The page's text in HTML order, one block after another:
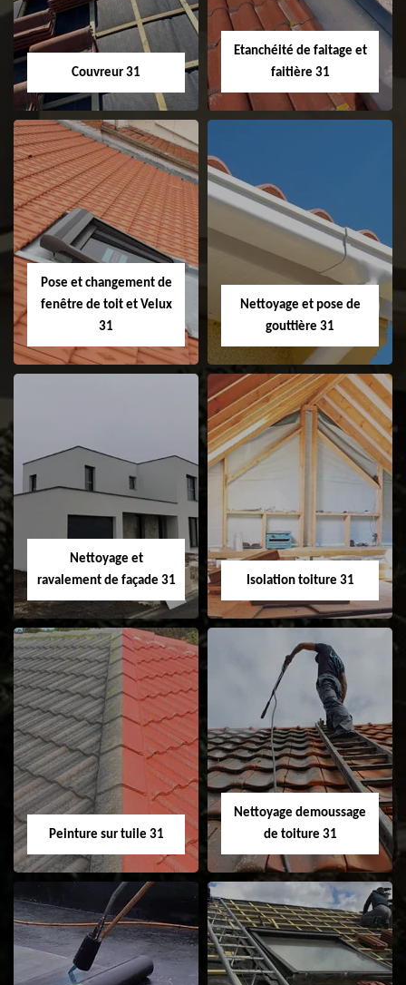
Couvreur 31
Couvreur 31
Etanchéité de faitage et
faitière 31
Etanchéité de
faitage et faitière
31
Pose et changement de
fenêtre de toit et Velux
31
Pose et
changement de
fenêtre de toit et
Velux 31
Nettoyage et pose de
gouttière 31
Nettoyage et pose
Nettoyage et
ravalement de façade 31
Nettoyage et
ravalement de
façade 31
Isolation toiture 31
Isolation toiture 31
Peinture sur tuile 31
Peinture sur tuile
Nettoyage demoussage
de toiture 31
Nettoyage